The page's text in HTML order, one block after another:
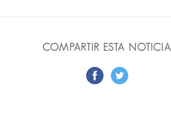
COMPARTIR ESTA NOTICIA